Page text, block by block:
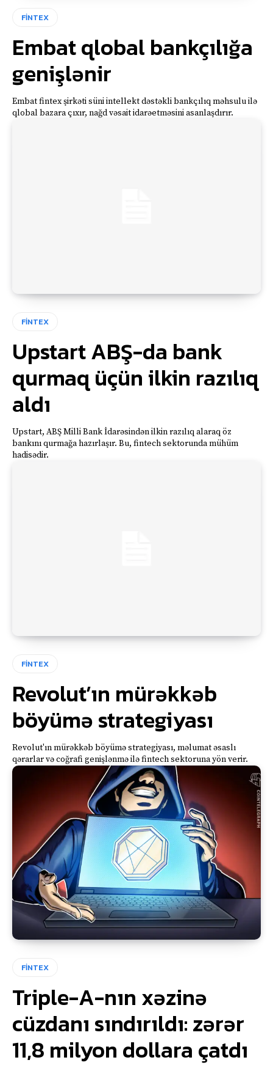
FİNTEX
Embat qlobal bankçılığa
genişlənir
Embat fintex şirkəti süni intellekt dəstəkli bankçılıq məhsulu ilə
qlobal bazara çıxır, nağd vəsait idarəetməsini asanlaşdırır.
FİNTEX
Upstart ABŞ-da bank
qurmaq üçün ilkin razılıq
aldı
Upstart, ABŞ Milli Bank İdarəsindən ilkin razılıq alaraq öz
bankını qurmağa hazırlaşır. Bu, fintech sektorunda mühüm
hadisədir.
FİNTEX
Revolut’ın mürəkkəb
böyümə strategiyası
Revolut'ın mürəkkəb böyümə strategiyası, məlumat əsaslı
qərarlar və coğrafi genişlənmə ilə fintech sektoruna yön verir.
FİNTEX
Triple-A-nın xəzinə
cüzdanı sındırıldı: zərər
11,8 milyon dollara çatdı